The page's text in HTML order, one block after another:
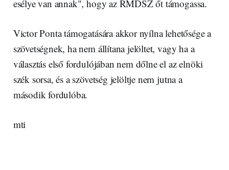
esélye van annak", hogy az RMDSZ őt támogassa.
Victor Ponta támogatására akkor nyílna lehetősége a
szövetségnek, ha nem állítana jelöltet, vagy ha a
választás első fordulójában nem dőlne el az elnöki
szék sorsa, és a szövetség jelöltje nem jutna a
második fordulóba.
mti